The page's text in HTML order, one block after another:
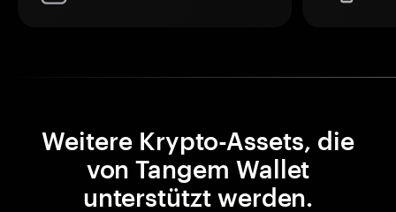
Weitere Krypto-Assets, die
von Tangem Wallet
unterstützt werden.